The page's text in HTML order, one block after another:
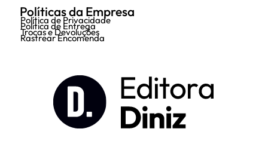
Políticas da Empresa
Política de Privacidade
Política de Entrega
Trocas e Devoluções
Rastrear Encomenda